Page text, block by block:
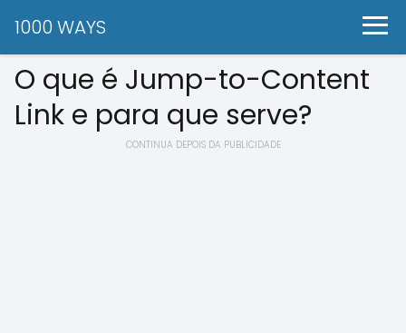
1000 WAYS
O que é Jump-to-Content
Link e para que serve?
CONTINUA DEPOIS DA PUBLICIDADE